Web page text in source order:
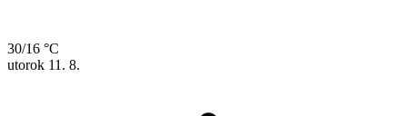
30/16 °C
utorok 11. 8.